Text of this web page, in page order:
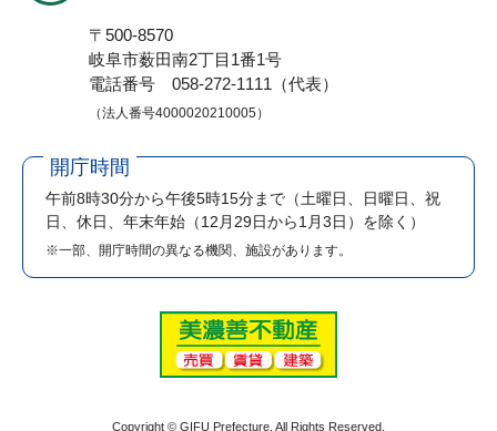
〒500-8570
岐阜市薮田南2丁目1番1号
電話番号 058-272-1111（代表）
（法人番号4000020210005）
開庁時間
午前8時30分から午後5時15分まで （土曜日、日曜日、祝
日、休日、年末年始（12月29日から1月3日）を除く）
※一部、開庁時間の異なる機関、施設があります。
Copyright © GIFU Prefecture. All Rights Reserved.